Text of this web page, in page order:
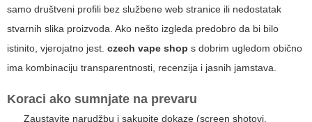
samo društveni profili bez službene web stranice ili nedostatak
stvarnih slika proizvoda. Ako nešto izgleda predobro da bi bilo
istinito, vjerojatno jest. czech vape shop s dobrim ugledom obično
ima kombinaciju transparentnosti, recenzija i jasnih jamstava.
Koraci ako sumnjate na prevaru
Zaustavite narudžbu i sakupite dokaze (screen shotovi,